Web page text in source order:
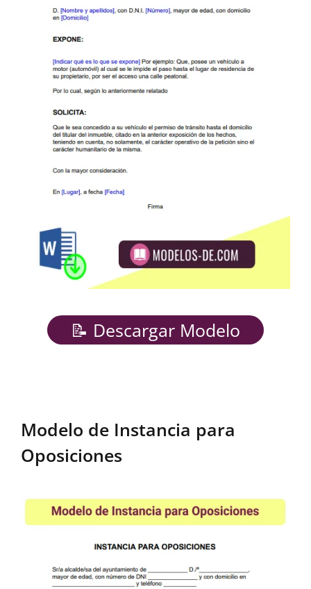
📝 Descargar Modelo
Modelo de Instancia para
Oposiciones